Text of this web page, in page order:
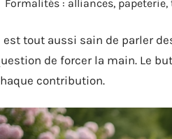
Formalités : alliances,
est tout aussi sain de parler
de forcer la main. Le
contribution.